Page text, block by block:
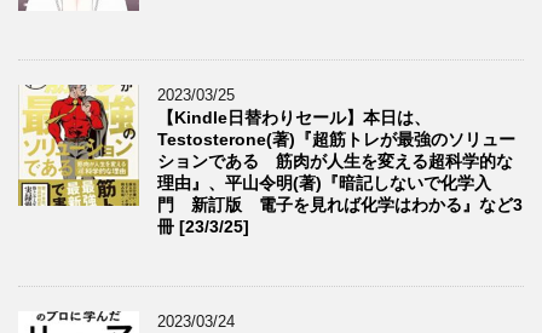
2023/03/25
【Kindle日替わりセール】本日は、
Testosterone(著)『超筋トレが最強のソリュー
ションである 筋肉が人生を変える超科学的な
理由』、平山令明(著)『暗記しないで化学入
門 新訂版 電子を見れば化学はわかる』など3
冊 [23/3/25]
2023/03/24